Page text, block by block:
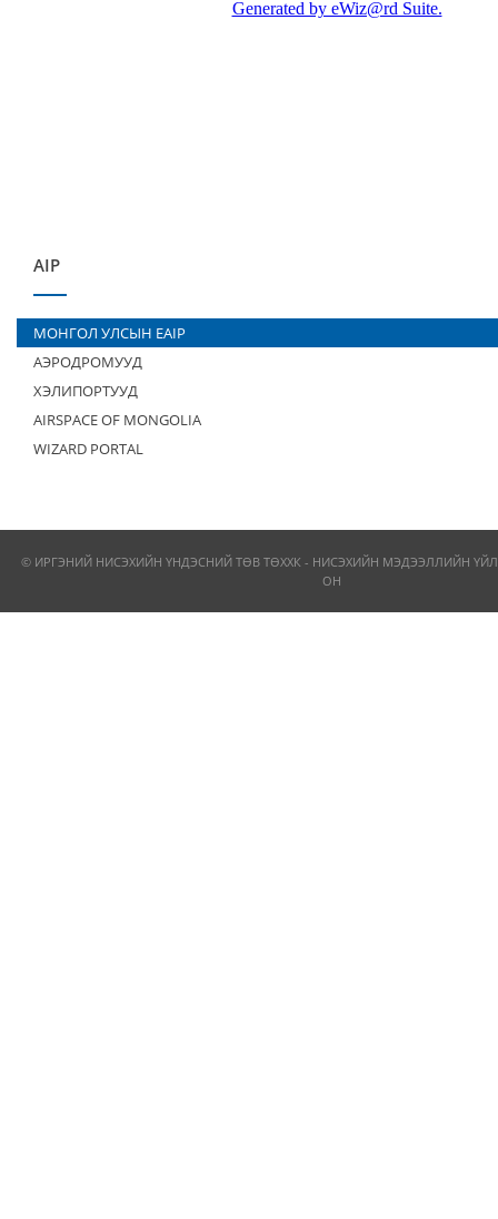
AIP
МОНГОЛ УЛСЫН EAIP
АЭРОДРОМУУД
ХЭЛИПОРТУУД
AIRSPACE OF MONGOLIA
WIZARD PORTAL
© ИРГЭНИЙ НИСЭХИЙН ҮНДЭСНИЙ ТӨВ ТӨХХК - НИСЭХИЙН МЭДЭЭЛЛИЙН
ОН